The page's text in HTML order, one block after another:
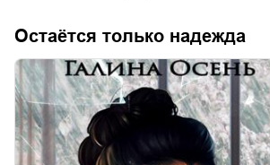
Остаётся только надежда